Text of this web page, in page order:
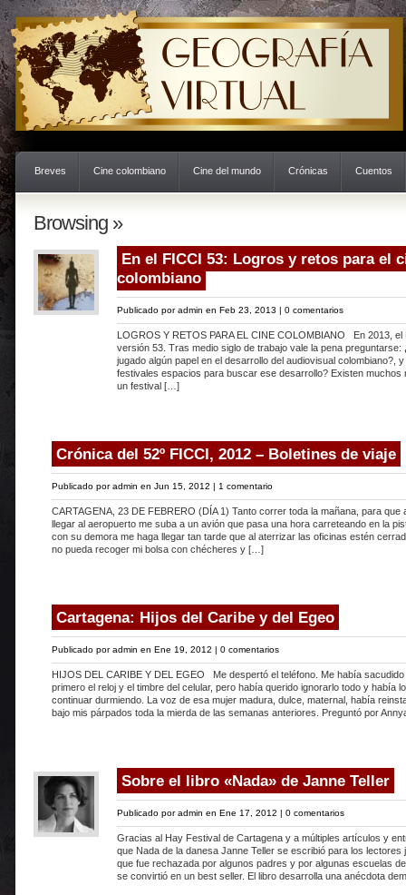
Breves Cine colombiano Cine del mundo Crónicas Cuentos
Browsing »
En el FICCI 53: Logros y retos para el
colombiano
Publicado poradmin en Feb 23, 2013 | 0 comentarios
LOGROS Y RETOS PARA EL CINE COLOMBIANO En 2013, el
versión 53. Tras medio siglo de trabajo vale la pena
jugado algún papel en el desarrollo del audiovisual colombiano?,
festivales espacios para buscar ese desarrollo? Existen muchos
un festival […]
Crónica del 52º FICCI, 2012 – Boletines de viaje
Publicado poradmin en Jun 15, 2012 | 1 comentario
CARTAGENA, 23 DE FEBRERO (DÍA 1) Tanto correr toda la mañana, para que
llegar al aeropuerto me suba a un avión que pasa una hora carreteando en la
con su demora me haga llegar tan tarde que al aterrizar las oficinas estén
no pueda recoger mi bolsa con chécheres y […]
Cartagena: Hijos del Caribe y del Egeo
Publicado poradmin en Ene 19, 2012 | 0 comentarios
HIJOS DEL CARIBE Y DEL EGEO Me despertó el teléfono. Me había sacudido
primero el reloj y el timbre del celular, pero había querido ignorarlo todo y había
continuar durmiendo. La voz de esa mujer madura, dulce, maternal, había
bajo mis párpados toda la mierda de las semanas anteriores. Preguntó por
Sobre el libro «Nada» de Janne Teller
Publicado poradmin en Ene 17, 2012 | 0 comentarios
Gracias al Hay Festival de Cartagena y a múltiples artículos y
que Nada de la danesa Janne Teller se escribió para los
que fue rechazada por algunos padres y por algunas escuelas
se convirtió en un best seller. El libro desarrolla una anécdota